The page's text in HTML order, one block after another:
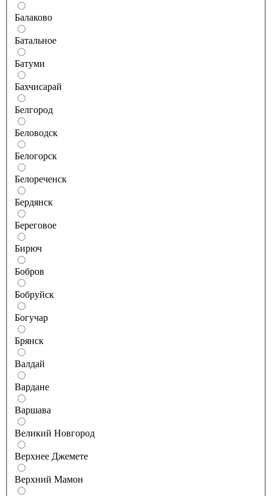
Балаково
Батальное
Батуми
Бахчисарай
Белгород
Беловодск
Белогорск
Белореченск
Бердянск
Береговое
Бирюч
Бобров
Бобруйск
Богучар
Брянск
Валдай
Вардане
Варшава
Великий Новгород
Верхнее Джемете
Верхний Мамон